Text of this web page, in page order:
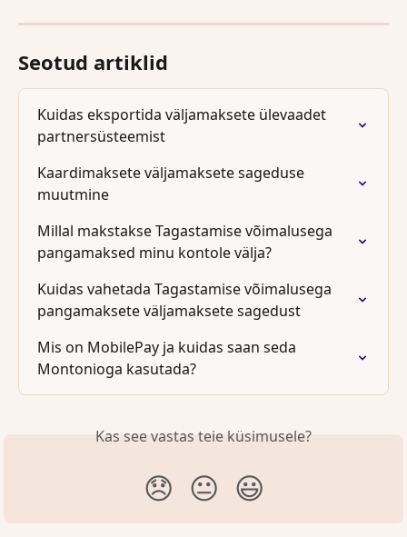
Seotud artiklid
Kuidas eksportida väljamaksete ülevaadet
partnersüsteemist
Kaardimaksete väljamaksete sageduse
muutmine
Millal makstakse Tagastamise võimalusega
pangamaksed minu kontole välja?
Kuidas vahetada Tagastamise võimalusega
pangamaksete väljamaksete sagedust
Mis on MobilePay ja kuidas saan seda
Montonioga kasutada?
Kas see vastas teie küsimusele?
😞 😐 😃